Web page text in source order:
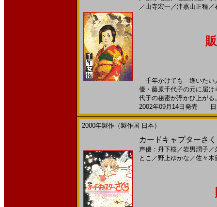
／ 山寺宏一 ／津嘉山正種／
千年かけても 逢いたい
優・藤原千代子の元に届
代子の秘密が浮かび上が
2002年09月14日発売 日
2000年製作（製作国 日本）
カードキャプターさ
声優：丹下桜／岩男潤子／
とこ ／ 野上ゆかな ／佐々木